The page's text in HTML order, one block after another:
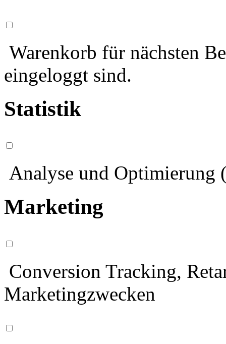
Warenkorb für nächsten
eingeloggt sind.
Statistik
Analyse und Optimierung
Marketing
Conversion Tracking,
Marketingzwecken